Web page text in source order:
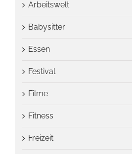
Arbeitswelt
Babysitter
Essen
Festival
Filme
Fitness
Freizeit